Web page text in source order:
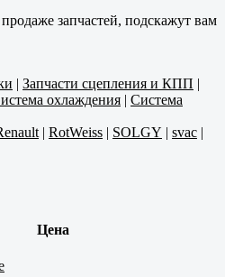
запчастей, подскажут вам
| Запчасти сцепления и КПП |
охлаждения | Система
| RotWeiss | SOLGY | svac |
Цена